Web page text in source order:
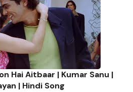
Hai Aitbaar | Kumar Sanu |
| Hindi Song